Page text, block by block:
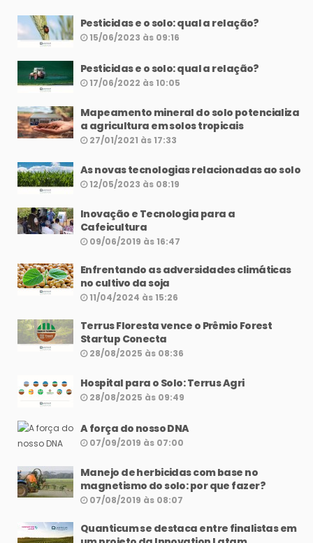
Pesticidas e o solo: qual a relação?
15/06/2023 às 09:16
Pesticidas e o solo: qual a relação?
17/06/2022 às 10:05
Mapeamento mineral do solo potencializa
a agricultura em solos tropicais
27/01/2021 às 17:33
As novas tecnologias relacionadas ao solo
12/05/2023 às 08:19
Inovação e Tecnologia para a
Cafeicultura
09/06/2019 às 16:47
Enfrentando as adversidades climáticas
no cultivo da soja
11/04/2024 às 15:26
Terrus Floresta vence o Prêmio Forest
Startup Conecta
28/08/2025 às 08:36
Hospital para o Solo: Terrus Agri
28/08/2025 às 09:49
A força do nosso DNA
07/09/2019 às 07:00
Manejo de herbicidas com base no
magnetismo do solo: por que fazer?
07/08/2019 às 08:07
Quanticum se destaca entre finalistas em